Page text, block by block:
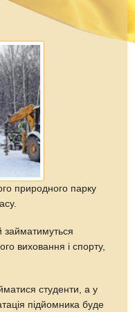
природного парку
займатимуться
виховання і спорту,
студенти, а у
підйомника буде